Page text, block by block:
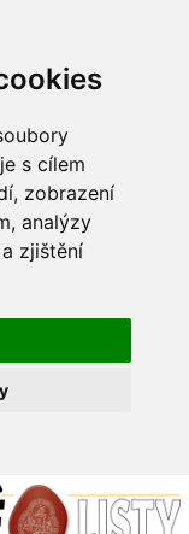
s cílem
zobrazení
analýzy
zjištění